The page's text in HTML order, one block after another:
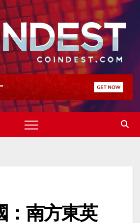
：南方東英